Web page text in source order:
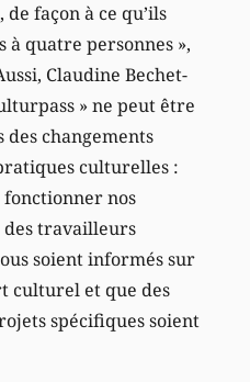
façon à ce qu’ils
quatre personnes »,
Claudine Bechet-
» ne peut être
des changements
culturelles :
nos
des travailleurs
soient informés sur
culturel et que des
spécifiques soient